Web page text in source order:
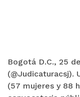
Bogotá D.C., 25
(@Judicaturacsj).
(57 mujeres y 88